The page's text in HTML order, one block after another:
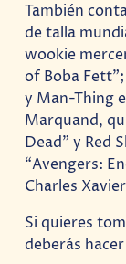
También
de talla
wookie
of Boba
y Man-Thing
Marquand,
Dead” y Red
“Avengers:
Charles
Si quieres
deberás